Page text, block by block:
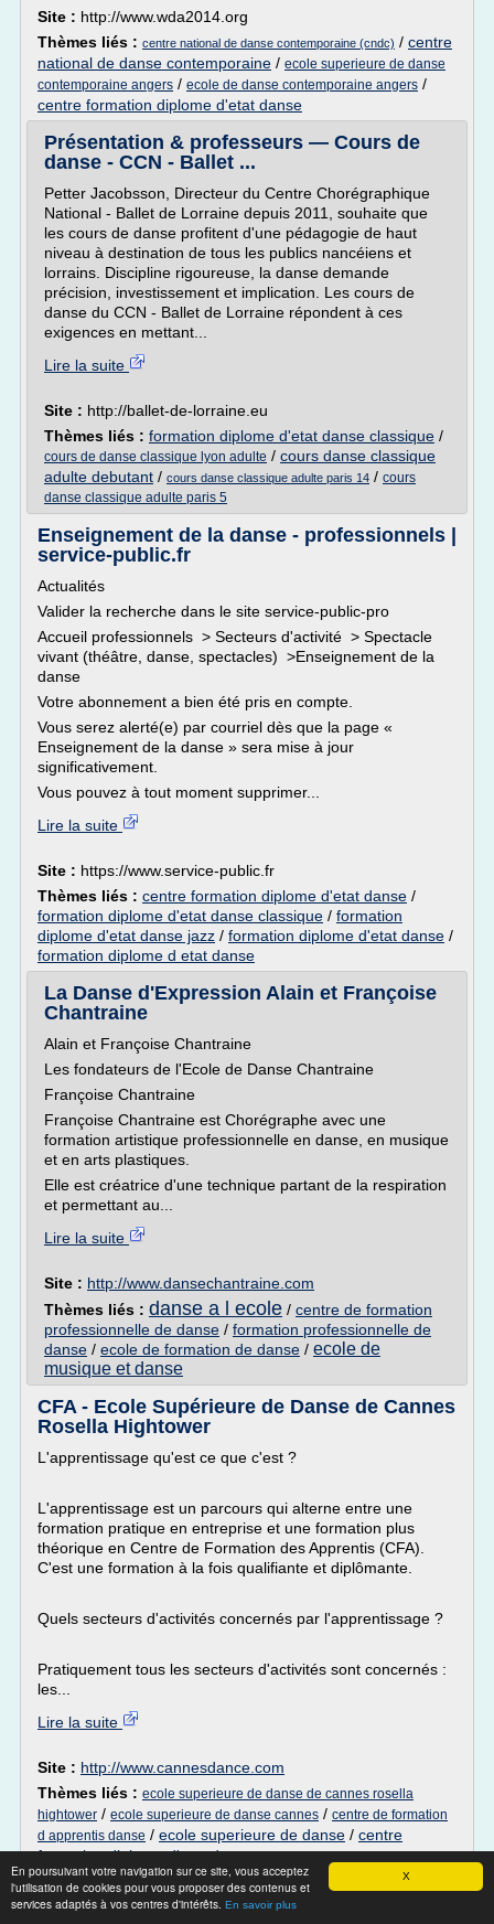
X
En poursuivant votre navigation sur ce site, vous acceptez
l'utilisation de cookies pour vous proposer des contenus et
services adaptés à vos centres d'intérêts. En savoir plus
Site : http://www.wda2014.org
Thèmes liés : centre national de danse contemporaine (cndc) / centre
national de danse contemporaine / ecole superieure de danse
contemporaine angers / ecole de danse contemporaine angers /
centre formation diplome d'etat danse
Présentation & professeurs — Cours de
danse - CCN - Ballet ...
Petter Jacobsson, Directeur du Centre Chorégraphique
National - Ballet de Lorraine depuis 2011, souhaite que
les cours de danse profitent d'une pédagogie de haut
niveau à destination de tous les publics nancéiens et
lorrains. Discipline rigoureuse, la danse demande
précision, investissement et implication. Les cours de
danse du CCN - Ballet de Lorraine répondent à ces
exigences en mettant...
Lire la suite
Site : http://ballet-de-lorraine.eu
Thèmes liés : formation diplome d'etat danse classique /
cours de danse classique lyon adulte / cours danse classique
adulte debutant / cours danse classique adulte paris 14 / cours
danse classique adulte paris 5
Enseignement de la danse - professionnels |
service-public.fr
Actualités
Valider la recherche dans le site service-public-pro
Accueil professionnels > Secteurs d'activité > Spectacle
vivant (théâtre, danse, spectacles) >Enseignement de la
danse
Votre abonnement a bien été pris en compte.
Vous serez alerté(e) par courriel dès que la page «
Enseignement de la danse » sera mise à jour
significativement.
Vous pouvez à tout moment supprimer...
Lire la suite
Site : https://www.service-public.fr
Thèmes liés : centre formation diplome d'etat danse /
formation diplome d'etat danse classique / formation
diplome d'etat danse jazz / formation diplome d'etat danse /
formation diplome d etat danse
La Danse d'Expression Alain et Françoise
Chantraine
Alain et Françoise Chantraine
Les fondateurs de l'Ecole de Danse Chantraine
Françoise Chantraine
Françoise Chantraine est Chorégraphe avec une
formation artistique professionnelle en danse, en musique
et en arts plastiques.
Elle est créatrice d'une technique partant de la respiration
et permettant au...
Lire la suite
Site : http://www.dansechantraine.com
Thèmes liés : danse a l ecole / centre de formation
professionnelle de danse / formation professionnelle de
danse / ecole de formation de danse / ecole de
musique et danse
CFA - Ecole Supérieure de Danse de Cannes
Rosella Hightower
L'apprentissage qu'est ce que c'est ?
L'apprentissage est un parcours qui alterne entre une
formation pratique en entreprise et une formation plus
théorique en Centre de Formation des Apprentis (CFA).
C'est une formation à la fois qualifiante et diplômante.
Quels secteurs d'activités concernés par l'apprentissage ?
Pratiquement tous les secteurs d'activités sont concernés :
les...
Lire la suite
Site : http://www.cannesdance.com
Thèmes liés : ecole superieure de danse de cannes rosella
hightower / ecole superieure de danse cannes / centre de formation
d apprentis danse / ecole superieure de danse / centre
formation diplome d'etat danse
Ecole Supérieure de Danse de Cannes
Rosella Hightower - CFA